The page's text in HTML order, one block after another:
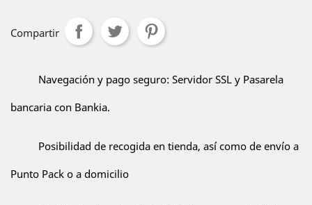
Compartir
Navegación y pago seguro: Servidor SSL y Pasarela
bancaria con Bankia.
Posibilidad de recogida en tienda, así como de envío a
Punto Pack o a domicilio